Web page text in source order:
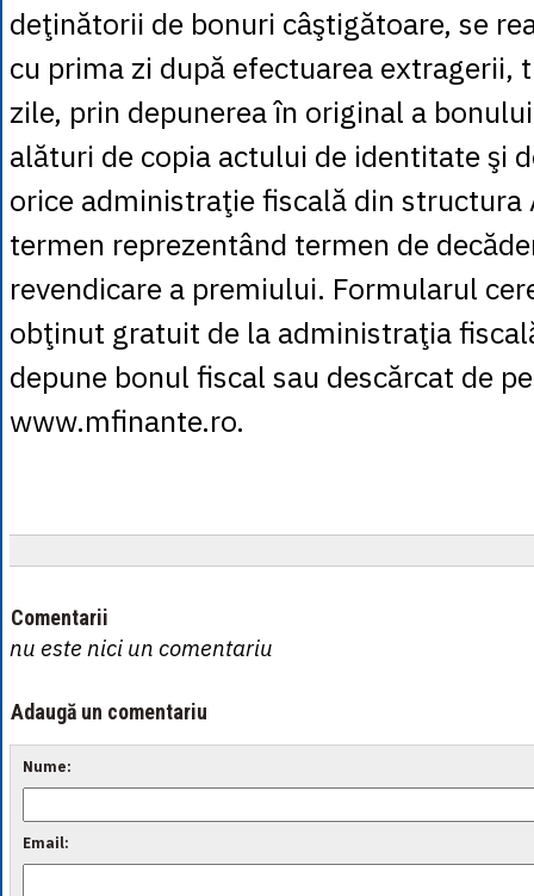
deţinătorii de bonuri câştigătoare, se
cu prima zi după efectuarea extragerii,
zile, prin depunerea în original a
alături de copia actului de identitate şi
orice administraţie fiscală din structura
termen reprezentând termen de
revendicare a premiului. Formularul
obţinut gratuit de la administraţia
depune bonul fiscal sau descărcat de
www.mfinante.ro.
Comentarii
nu este nici un comentariu
Adaugă un comentariu
Nume:
Email: